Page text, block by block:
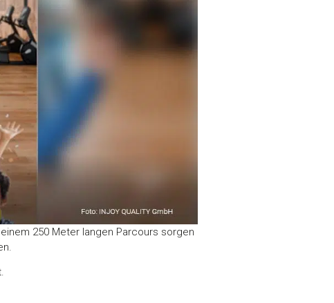
250 Meter langen Parcours sorgen